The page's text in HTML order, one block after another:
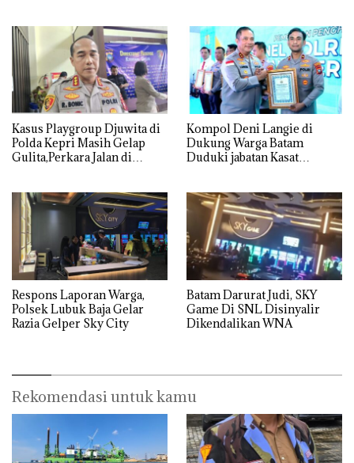
Kasus Playgroup Djuwita di
Polda Kepri Masih Gelap
Gulita,Perkara Jalan di
Kompol Deni Langie di
Dukung Warga Batam
Duduki jabatan Kasat
Respons Laporan Warga,
Polsek Lubuk Baja Gelar
Razia Gelper Sky City
Batam Darurat Judi, SKY
Game Di SNL Disinyalir
Dikendalikan WNA
Rekomendasi untuk kamu